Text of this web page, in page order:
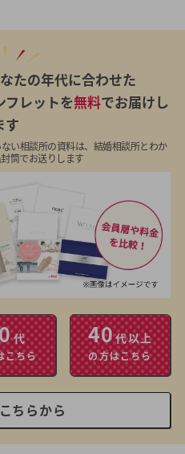
たの年代に合わせた
レットを無料でお届けし
す
い相談所の資料は、結婚相談所とわか
筒でお送りします
代
こちら
40代以上
の方はこちら
ちらから